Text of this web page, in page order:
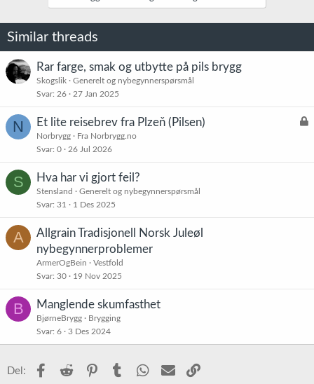
Similar threads
Rar farge, smak og utbytte på pils brygg
Skogslik
Generelt og nybegynnerspørsmål
Svar 26 27 Jan 2025
N
L
Et lite reisebrev fra Plzeň (Pilsen)
Norbrygg
Fra Norbrygg.no
Svar 0 26 Jul 2026
S Hva har vi gjort feil?
Stensland
Generelt og nybegynnerspørsmål
Svar 31 1 Des 2025
A
Allgrain Tradisjonell Norsk Juleøl
nybegynnerproblemer
ArmerOgBein
Vestfold
Svar 30 19 Nov 2025
B Manglende skumfasthet
BjørneBrygg
Brygging
Svar 6 3 Des 2024
Del: Facebook
Reddit PinterestTumblr WhatsApp
E-post